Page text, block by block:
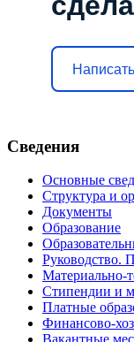
Сведения
Основные
Структура и
Документы
Образование
Руководство.
Материально-
Стипендии и
Платные
Финансово-